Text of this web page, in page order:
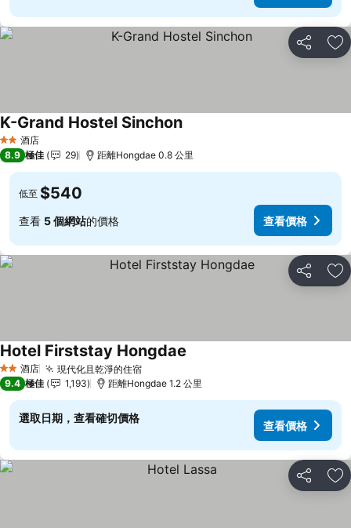
分享 放
2 星級酒店
K-Grand Hostel Sinchon查看價格
8.9 極佳 29 距離Hongdae 0.8 公里
低至 $540
查看 5 個網站的價格 查看價格
分享 放
2 星級酒店 現代化且乾淨的住宿查看價格
Hotel Firststay Hongdae
9.4 極佳 1,193 距離Hongdae 1.2 公里
選取日期，查看確切價格
查看價格
分享 放